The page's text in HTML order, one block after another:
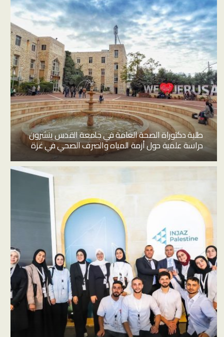
طلبة دكتوراة الصحة العامة في جامعة القدس ينشرون
دراسة علمية حول أزمة المياه والصرف الصحي في غزة